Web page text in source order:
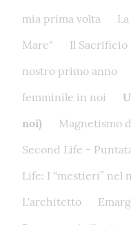
mia prima volta
Mare"
Il Sacrificio
nostro primo anno
femminile in noi
noi)
Magnetismo
Second Life -
Life: I “mestieri” nel
L'architetto